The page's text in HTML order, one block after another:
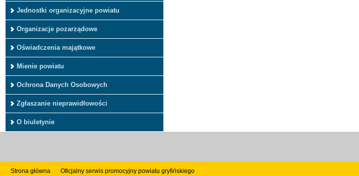
Jednostki organizacyjne powiatu
Organizacje pozarządowe
Oświadczenia majątkowe
Mienie powiatu
Ochrona Danych Osobowych
Zgłaszanie nieprawidłowości
O biuletynie
Strona główna Oficjalny serwis promocyjny powiatu gryfińskiego